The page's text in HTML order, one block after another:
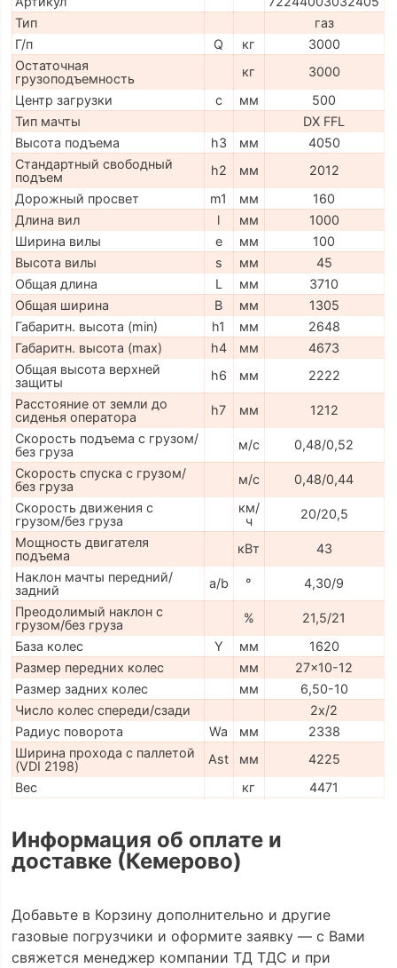
Тип
газ
Г/п
Q кг
3000
Остаточная
грузоподъемность
кг
3000
Центр загрузки
c мм
500
Тип мачты
DX FFL
Высота подъема
h3 мм
4050
Стандартный свободный
подъем
h2 мм
2012
Дорожный просвет
m1 мм
160
Длина вил
l мм
1000
Ширина вилы
e мм
100
Высота вилы
s мм
45
Общая длина
L мм
3710
Общая ширина
B мм
1305
Габаритн. высота (min)
h1 мм
2648
Габаритн. высота (max)
h4 мм
4673
Общая высота верхней
защиты
h6 мм
2222
Расстояние от земли до
сиденья оператора
h7 мм
1212
Скорость подъема с грузом/
без груза
м/с
0,48/0,52
Скорость спуска с грузом/
без груза
м/с
0,48/0,44
Скорость движения с
грузом/без груза
км/
ч
20/20,5
Мощность двигателя
подъема
кВт
43
Наклон мачты передний/
задний
a/b °
4,30/9
Преодолимый наклон с
грузом/без груза
%
21,5/21
База колес
Y мм
1620
Размер передних колес
мм
27x10-12
Размер задних колес
мм
6,50-10
Число колес спереди/сзади
2x/2
Радиус поворота
Wa мм
2338
Ширина прохода с паллетой
(VDI 2198)
Ast мм
4225
Вес
кг 4471
Информация об оплате и
доставке (Кемерово)
Добавьте в Корзину дополнительно и другие
газовые погрузчики и оформите заявку — с Вами
свяжется менеджер компании ТД ТДС и при